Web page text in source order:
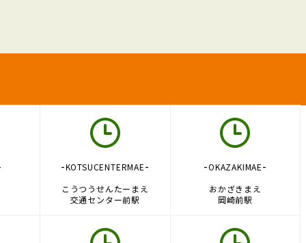
-KOTSUCENTERMAE-
こうつうせんたーまえ
交通センター前駅
-OKAZAKIMAE-
おかざきまえ
岡崎前駅